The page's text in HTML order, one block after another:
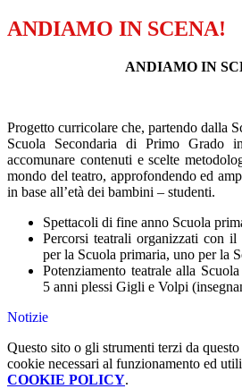
ANDIAMO IN SCENA!
ANDIAMO IN
Progetto curricolare che, partendo dalla
Scuola Secondaria di Primo Grado
accomunare contenuti e scelte
mondo del teatro, approfondendo ed
in base all’età dei bambini – studenti.
Spettacoli di fine anno Scuola
Percorsi teatrali organizzati con
per la Scuola primaria, uno per la
Potenziamento teatrale alla
5 anni plessi Gigli e Volpi
Notizie
Questo sito o gli strumenti terzi da
cookie necessari al funzionamento ed
COOKIE POLICY.